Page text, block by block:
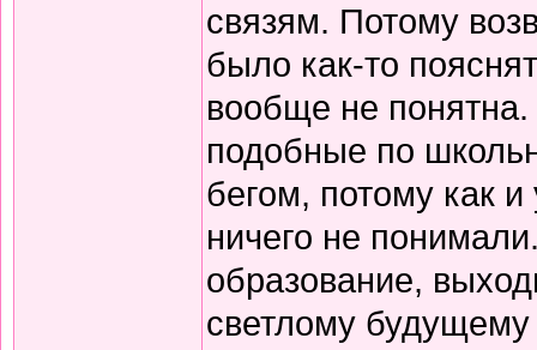
связям. Потому
было как-то
вообще не
подобные по
бегом, потому как
ничего не
образование,
светлому